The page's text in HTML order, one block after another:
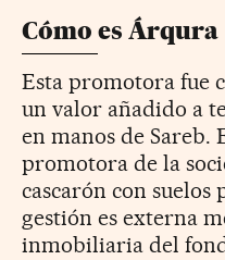
Cómo es Árqura
Esta promotora fue
un valor añadido a
en manos de Sareb.
promotora de la
cascarón con suelos
gestión es externa
inmobiliaria del